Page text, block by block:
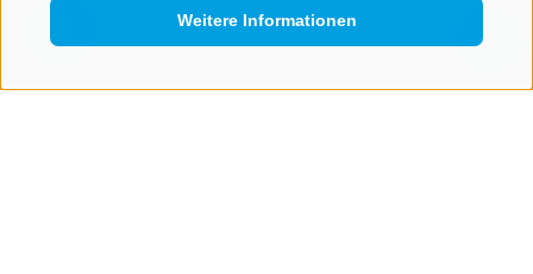
Weitere Informationen
QUICKLINKS